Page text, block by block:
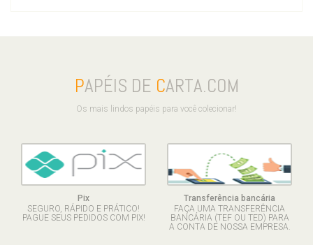
PAPÉIS DE CARTA.COM
Os mais lindos papéis para você colecionar!
Pix
SEGURO, RÁPIDO E PRÁTICO!
PAGUE SEUS PEDIDOS COM PIX!
Transferência bancária
FAÇA UMA TRANSFERÊNCIA
BANCÁRIA (TEF OU TED) PARA
A CONTA DE NOSSA EMPRESA.